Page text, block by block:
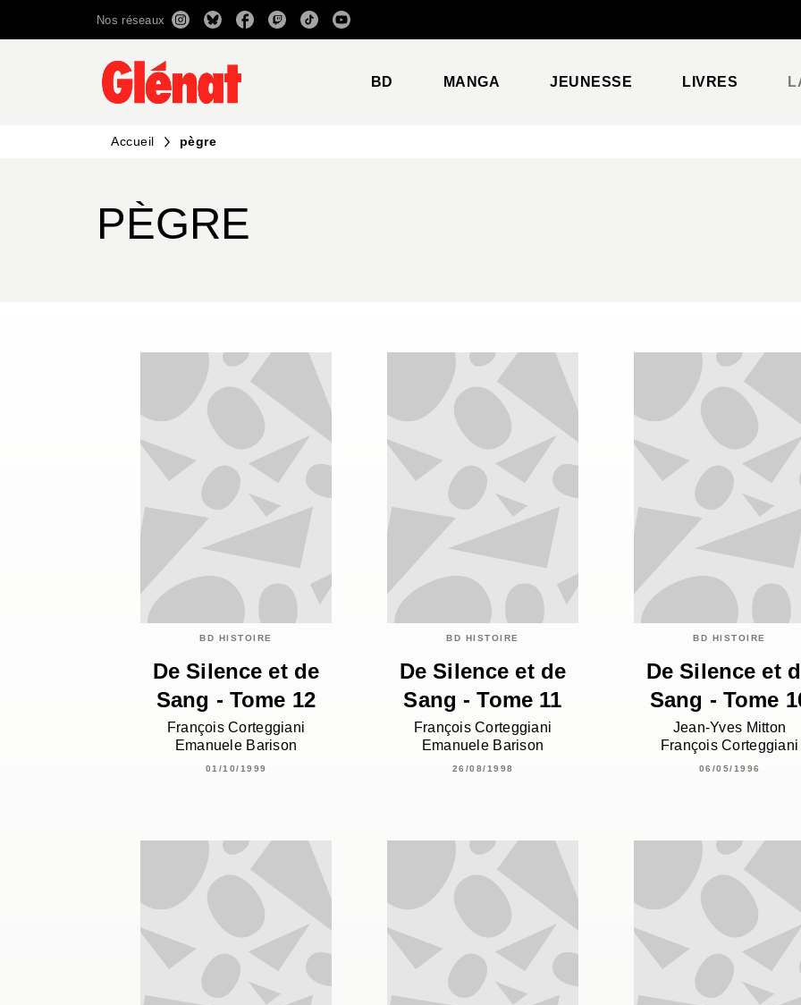
RECHERCHE CONTENU
Nos réseaux
BD MANGA JEUNESSE LIVRES
Accueil pègre
PÈGRE
BD HISTOIRE
De Silence et de
Sang - Tome 12
François Corteggiani
Emanuele Barison
01/10/1999
BD HISTOIRE
De Silence et de
Sang - Tome 11
François Corteggiani
Emanuele Barison
26/08/1998
BD HISTOIRE
De Silence et
Sang - Tome
Jean-Yves Mitton
François Corteggiani
06/05/1996